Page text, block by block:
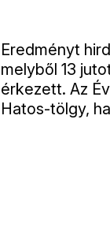
Eredményt
melyből 13
érkezett. Az
Hatos-tölgy,